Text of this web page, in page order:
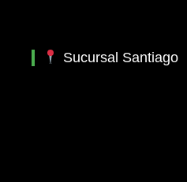
Sucursal Santiago